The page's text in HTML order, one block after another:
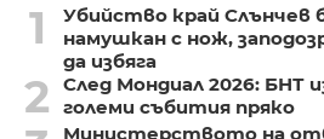
1
Убийство край Слънчев
намушкан с нож,
да избяга
2
След Мондиал 2026: БНТ
големи събития пряко
Министерството на